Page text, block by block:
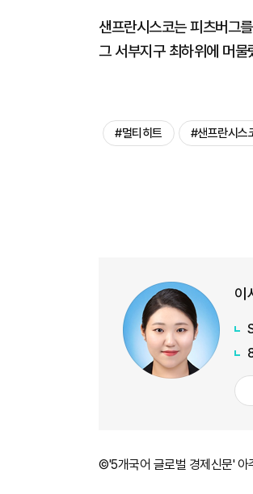
샌프란시스코는 피츠버그
그 서부지구 최하위에 머물
#멀티히트 #샌프란시스
이
©'5개국어 글로벌 경제신문' 아